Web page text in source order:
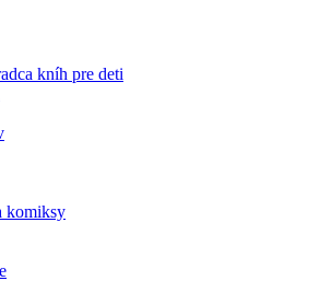
kníh pre deti
komiksy